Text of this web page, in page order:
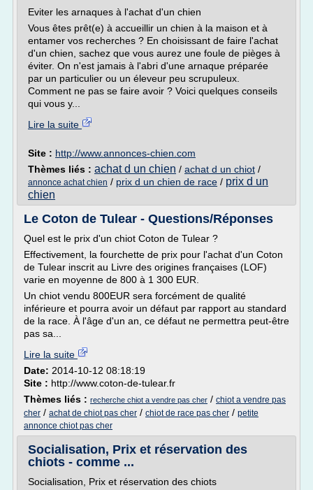
Eviter les arnaques à l'achat d'un chien
Vous êtes prêt(e) à accueillir un chien à la maison et à
entamer vos recherches ? En choisissant de faire l'achat
d'un chien, sachez que vous aurez une foule de pièges à
éviter. On n'est jamais à l'abri d'une arnaque préparée
par un particulier ou un éleveur peu scrupuleux.
Comment ne pas se faire avoir ? Voici quelques conseils
qui vous y...
Lire la suite
Site : http://www.annonces-chien.com
Thèmes liés : achat d un chien / achat d un chiot /
annonce achat chien / prix d un chien de race / prix d un
chien
Le Coton de Tulear - Questions/Réponses
Quel est le prix d'un chiot Coton de Tulear ?
Effectivement, la fourchette de prix pour l'achat d'un Coton
de Tulear inscrit au Livre des origines françaises (LOF)
varie en moyenne de 800 à 1 300 EUR.
Un chiot vendu 800EUR sera forcément de qualité
inférieure et pourra avoir un défaut par rapport au standard
de la race. À l'âge d'un an, ce défaut ne permettra peut-être
pas sa...
Lire la suite
Date: 2014-10-12 08:18:19
Site : http://www.coton-de-tulear.fr
Thèmes liés : recherche chiot a vendre pas cher / chiot a vendre pas
cher / achat de chiot pas cher / chiot de race pas cher / petite
annonce chiot pas cher
Socialisation, Prix et réservation des
chiots - comme ...
Socialisation, Prix et réservation des chiots